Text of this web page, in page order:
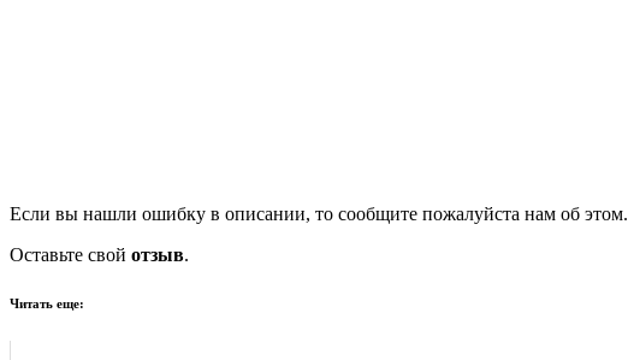
Если вы нашли ошибку в описании, то сообщите пожалуйста нам об этом.
Оставьте свой отзыв.
Читать еще: